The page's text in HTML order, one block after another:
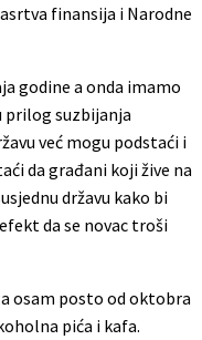
finansija i Narodne
godine a onda imamo
prilog suzbijanja
već mogu podstaći i
da građani koji žive na
državu kako bi
da se novac troši
osam posto od oktobra
pića i kafa.